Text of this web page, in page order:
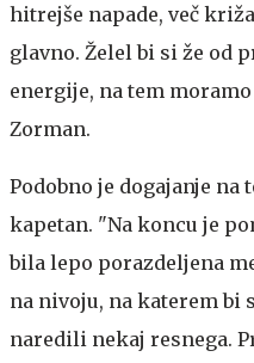
hitrejše napade, več
glavno. Želel bi si že od
energije, na tem
Zorman.
Podobno je dogajanje
kapetan. "Na koncu je
bila lepo porazdeljena
na nivoju, na katerem bi
naredili nekaj resnega.